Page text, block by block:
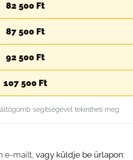
82 500 Ft
87 500 Ft
92 500 Ft
107 500 Ft
segítségével tekintheti meg.
e-mailt, vagy küldje be űrlapon: